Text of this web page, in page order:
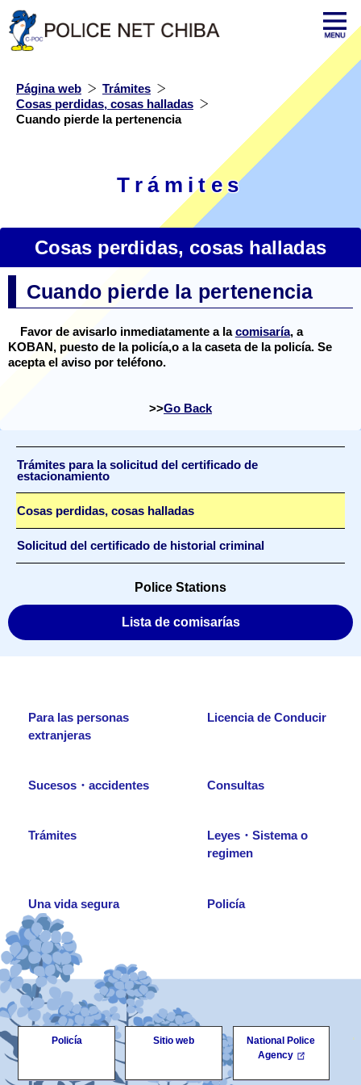
Página web
Trámites
Cosas perdidas, cosas halladas
Cuando pierde la pertenencia
Trámites
Cosas perdidas, cosas halladas
Cuando pierde la pertenencia
Favor de avisarlo inmediatamente a lacomisaría, a
KOBAN, puesto de la policía,o a la caseta de la policía. Se
acepta el aviso por teléfono.
Go Back
Trámites para la solicitud del certificado de
estacionamiento
Cosas perdidas, cosas halladas
Solicitud del certificado de historial criminal
Police Stations
Lista de comisarías
Para las personas
extranjeras
Licencia de Conducir
Sucesos・accidentes Consultas
Trámites
Leyes・Sistema o
regimen
Una vida segura Policía
Policía Sitio web
National Police
Agency